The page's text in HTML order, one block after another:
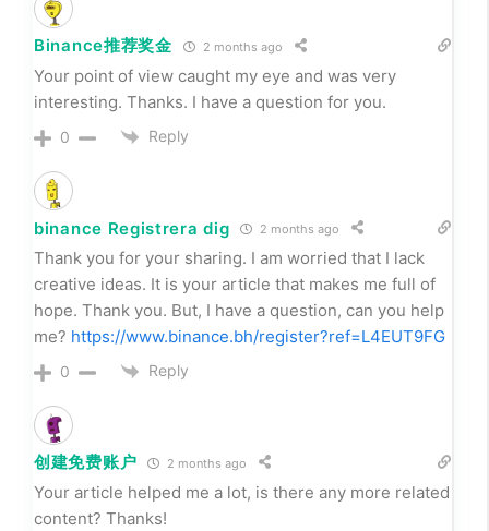
Binance推荐奖金 2 months ago
Your point of view caught my eye and was very
interesting. Thanks. I have a question for you.
0 Reply
binance Registrera dig 2 months ago
Thank you for your sharing. I am worried that I lack
creative ideas. It is your article that makes me full of
hope. Thank you. But, I have a question, can you help
me? https://www.binance.bh/register?ref=L4EUT9FG
0 Reply
创建免费账户 2 months ago
Your article helped me a lot, is there any more related
content? Thanks!